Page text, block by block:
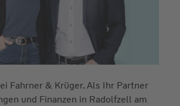
Fahrner & Krüger. Als Ihr Partner
und Finanzen in Radolfzell am